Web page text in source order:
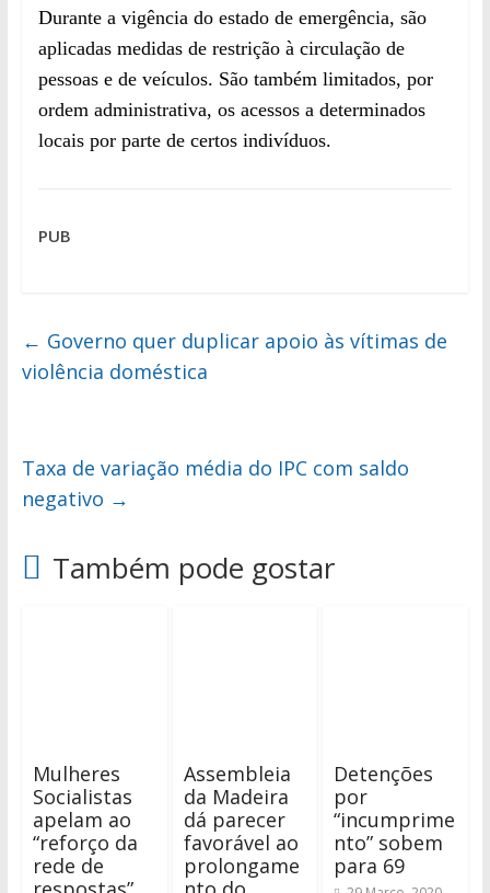
Durante a vigência do estado de emergência, são
aplicadas medidas de restrição à circulação de
pessoas e de veículos. São também limitados, por
ordem administrativa, os acessos a determinados
locais por parte de certos indivíduos.
PUB
← Governo quer duplicar apoio às vítimas de
violência doméstica
Taxa de variação média do IPC com saldo
negativo →
Também pode gostar
Mulheres
Socialistas
apelam ao
“reforço da
rede de
Assembleia
da Madeira
dá parecer
favorável ao
prolongame
Detenções
por
“incumprime
nto” sobem
para 69